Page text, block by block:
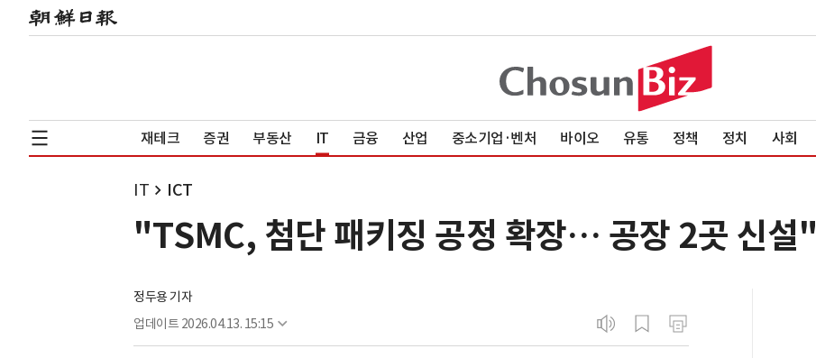
재테크 증권 부동산 IT 금융 산업 중소기업·벤처 바이오 유통 정책 정치 사회
IT ICT
"TSMC, 첨단 패키징 공정 확장… 공장 2곳 신설"
정두용 기자
업데이트 2026.04.13. 15:15